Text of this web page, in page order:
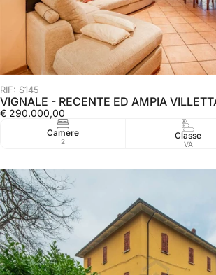
RIF: S145
VIGNALE - RECENTE ED AMPIA
€ 290.000,00
Camere
2
Classe
VA